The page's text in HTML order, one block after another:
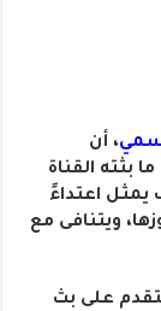
، أن
بثته القناة
يمثل اعتداءً
ويتنافى مع
على بث